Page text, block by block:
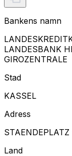
Bankens namn
LANDESBANK
GIROZENTRALE
Stad
KASSEL
Adress
Land